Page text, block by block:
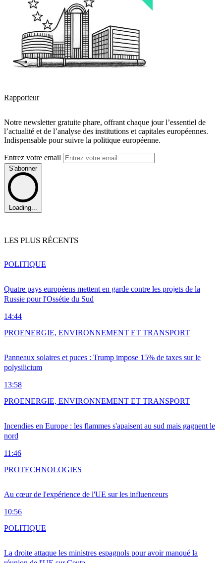
Rapporteur
Notre newsletter gratuite phare, offrant chaque jour l’essentiel de
l’actualité et de l’analyse des institutions et capitales européennes.
Indispensable pour suivre la politique européenne.
Entrez votre email
S'abonner
Loading...
LES PLUS RÉCENTS
Quatre pays européens mettent en garde contre les projets de la
Russie pour l'Ossétie du Sud
14:44
POLITIQUE
Panneaux solaires et puces : Trump impose 15% de taxes sur le
polysilicium
13:58
PROENERGIE, ENVIRONNEMENT ET TRANSPORT
Incendies en Europe : les flammes s'apaisent au sud mais gagnent le
nord
11:46
PROENERGIE, ENVIRONNEMENT ET TRANSPORT
Au cœur de l'expérience de l'UE sur les influenceurs
10:56
PROTECHNOLOGIES
La droite attaque les ministres espagnols pour avoir manqué la
POLITIQUE